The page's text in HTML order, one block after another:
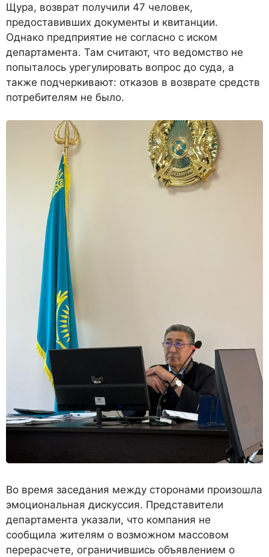
Щура, возврат получили 47 человек,
предоставивших документы и квитанции.
Однако предприятие не согласно с иском
департамента. Там считают, что ведомство не
попыталось урегулировать вопрос до суда, а
также подчеркивают: отказов в возврате средств
потребителям не было.
Во время заседания между сторонами произошла
эмоциональная дискуссия. Представители
департамента указали, что компания не
сообщила жителям о возможном массовом
перерасчете, ограничившись объявлением о